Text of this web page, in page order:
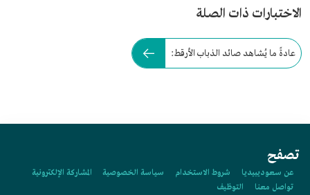
الاختبارات ذات الصلة
عادةً ما يُشاهد صائد الذباب الأرقط:
تصفح
عن سعوديبيديا شروط الاستخدام سياسة الخصوصية
المشاركة الإلكترونية
تواصل معنا
التوظيف